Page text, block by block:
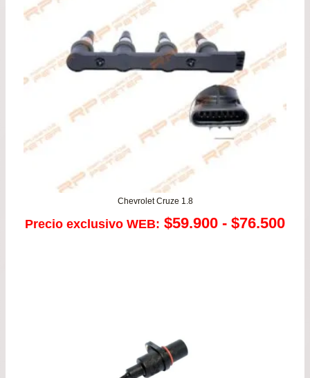
$66.900
hasta
$127.900
Chevrolet Cruze 1.8
Precio exclusivo WEB: $59.900 - $76.500